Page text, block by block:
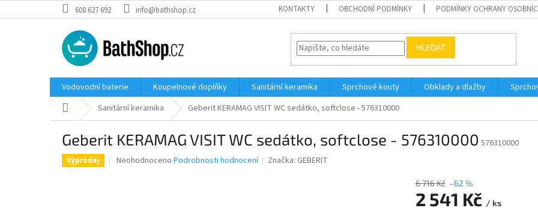
na
608 627 692 info@bathshop.cz KONTAKTY OBCHODNÍ PODMÍNKY PODMÍNKY OCHRANY
HLEDAT
Vodovodní baterie Koupelnové doplňky Sanitární keramika Sprchové kouty Obklady a dlažby
Domů Sanitární keramika Geberit KERAMAG VISIT WC sedátko, softclose - 576310000
Geberit KERAMAG VISIT WC sedátko, softclose - 576310000 576310000
Výprodej
Průměrné
Neohodnoceno Podrobnosti hodnocení Značka: GEBERIT
6 716 Kč –62 %
2 541 Kč / ks